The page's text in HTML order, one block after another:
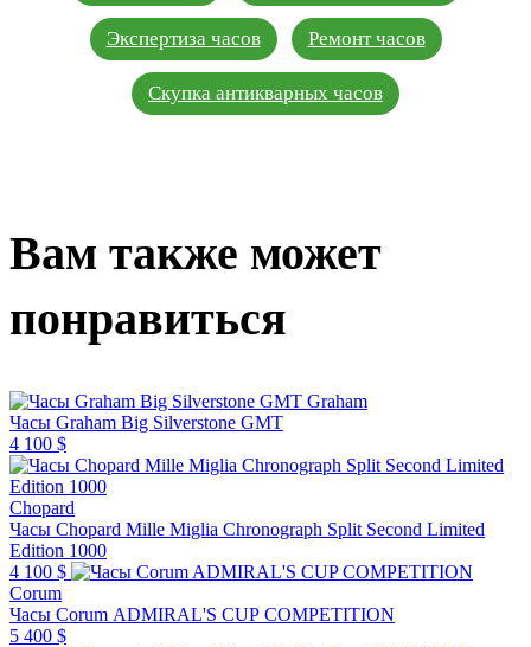
Экспертиза часов Ремонт часов
Скупка антикварных часов
Вам также может
понравиться
Graham
Часы Graham Big Silverstone GMT
4 100 $
Chopard
Часы Chopard Mille Miglia Chronograph Split Second Limited
Edition 1000
4 100 $
Corum
Часы Corum ADMIRAL'S CUP COMPETITION
5 400 $